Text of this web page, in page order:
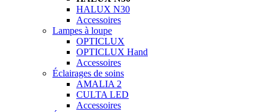
HALUX N30
Accessoires
Lampes à loupe
OPTICLUX
OPTICLUX Hand
Accessoires
Éclairages de soins
AMALIA 2
CULTA LED
Accessoires